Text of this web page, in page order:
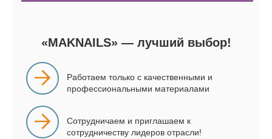
«MAKNAILS» — лучший выбор!
Работаем только с качественными и
профессиональными материалами
Сотрудничаем и приглашаем к
сотрудничеству лидеров отрасли!